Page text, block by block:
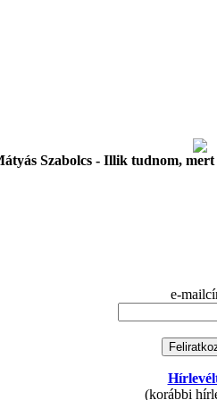
Szabolcs - Illik tudnom,
e-
(korábbi